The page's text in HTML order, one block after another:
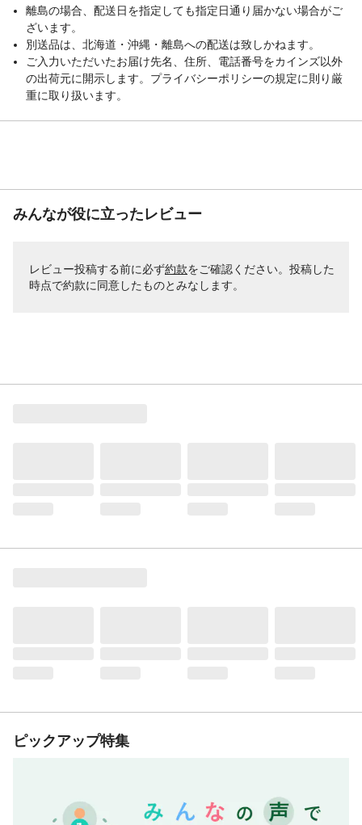
離島の場合、配送日を指定しても指定日通り届かない場合がご
ざいます。
別送品は、北海道・沖縄・離島への配送は致しかねます。
ご入力いただいたお届け先名、住所、電話番号をカインズ以外
の出荷元に開示します。プライバシーポリシーの規定に則り厳
重に取り扱います。
みんなが役に立ったレビュー
レビュー投稿する前に必ず約款をご確認ください。投稿した
時点で約款に同意したものとみなします。
ピックアップ特集